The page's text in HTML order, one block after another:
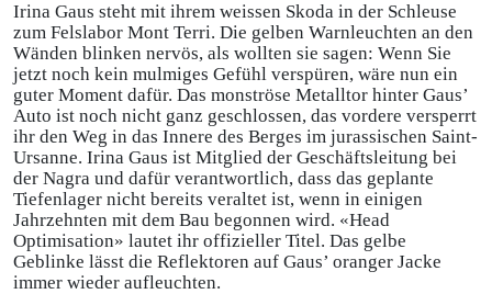
Irina Gaus steht mit ihrem weissen Skoda in der Schleuse
zum Felslabor Mont Terri. Die gelben Warnleuchten an den
Wänden blinken nervös, als wollten sie sagen: Wenn Sie
jetzt noch kein mulmiges Gefühl verspüren, wäre nun ein
guter Moment dafür. Das monströse Metalltor hinter Gaus’
Auto ist noch nicht ganz geschlossen, das vordere versperrt
ihr den Weg in das Innere des Berges im jurassischen Saint-
Ursanne. Irina Gaus ist Mitglied der Geschäftsleitung bei
der Nagra und dafür verantwortlich, dass das geplante
Tiefenlager nicht bereits veraltet ist, wenn in einigen
Jahrzehnten mit dem Bau begonnen wird. «Head
Optimisation» lautet ihr offizieller Titel. Das gelbe
Geblinke lässt die Reflektoren auf Gaus’ oranger Jacke
immer wieder aufleuchten.